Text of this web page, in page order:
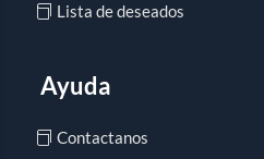
Lista de deseados
Ayuda
Contactanos